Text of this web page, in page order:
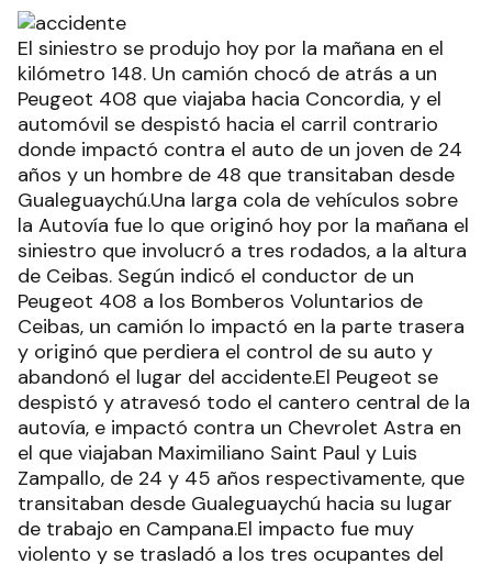
El siniestro se produjo hoy por la mañana en el
kilómetro 148. Un camión chocó de atrás a un
Peugeot 408 que viajaba hacia Concordia, y el
automóvil se despistó hacia el carril contrario
donde impactó contra el auto de un joven de 24
años y un hombre de 48 que transitaban desde
Gualeguaychú.Una larga cola de vehículos sobre
la Autovía fue lo que originó hoy por la mañana el
siniestro que involucró a tres rodados, a la altura
de Ceibas. Según indicó el conductor de un
Peugeot 408 a los Bomberos Voluntarios de
Ceibas, un camión lo impactó en la parte trasera
y originó que perdiera el control de su auto y
abandonó el lugar del accidente.El Peugeot se
despistó y atravesó todo el cantero central de la
autovía, e impactó contra un Chevrolet Astra en
el que viajaban Maximiliano Saint Paul y Luis
Zampallo, de 24 y 45 años respectivamente, que
transitaban desde Gualeguaychú hacia su lugar
de trabajo en Campana.El impacto fue muy
violento y se trasladó a los tres ocupantes del